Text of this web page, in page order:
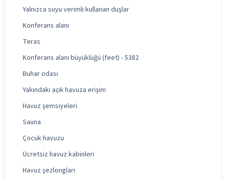
Yalnızca suyu verimli kullanan duşlar
Konferans alanı
Teras
Konferans alanı büyüklüğü (feet) - 5382
Buhar odası
Yakındaki açık havuza erişim
Havuz şemsiyeleri
Sauna
Çocuk havuzu
Ücretsiz havuz kabinleri
Havuz şezlongları